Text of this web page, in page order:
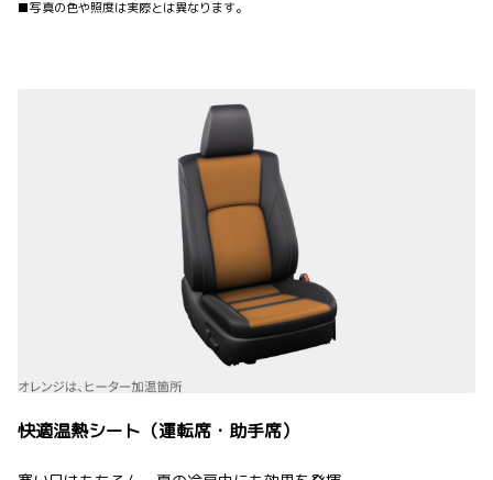
■写真の色や照度は実際とは異なります。
快適温熱シート（運転席・助手席）